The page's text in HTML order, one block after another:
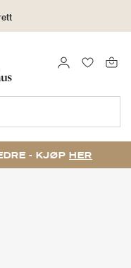
LOGG INN
- KJØP HER